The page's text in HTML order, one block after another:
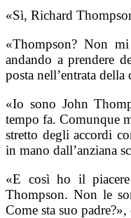
«Sì, Richard
«Thompson? Non
andando a prendere
posta nell’entrata della
«Io sono John
tempo fa. Comunque
stretto degli accordi
in mano dall’anziana
«E così ho il
Thompson. Non le
Come sta suo